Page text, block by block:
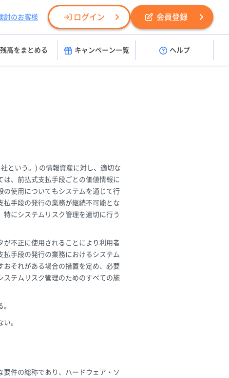
討のお客様 ログイン 会員登録
残高をまとめる キャンペーン一覧 ヘルプ
という。) の情報資産に対し、適切な
、前払式支払手段ごとの価値情報に
の使用についてもシステムを通じて行
手段の発行の業務が継続不可能とな
にシステムリスク管理を適切に行う
が不正に使用されることにより利用者
手段の発行の業務におけるシステム
おそれがある場合の措置を定め、必要
ステムリスク管理のためのすべての施
。
件の総称であり、ハードウェア・ソ